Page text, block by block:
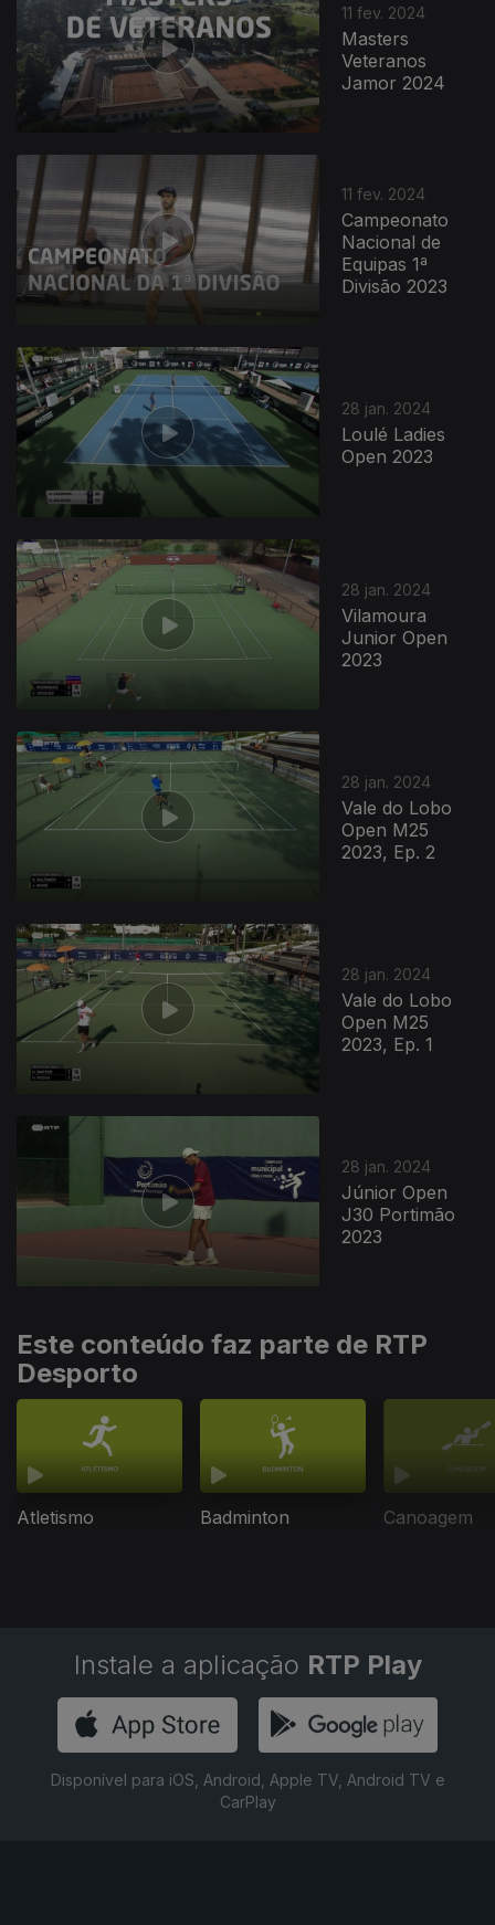
11 fev. 2024
Masters
Veteranos
Jamor 2024
11 fev. 2024
Campeonato
Nacional de
Equipas 1ª
Divisão 2023
28 jan. 2024
Loulé Ladies
Open 2023
28 jan. 2024
Vilamoura
Junior Open
2023
28 jan. 2024
Vale do Lobo
Open M25
2023, Ep. 2
28 jan. 2024
Vale do Lobo
Open M25
2023, Ep. 1
28 jan. 2024
Júnior Open
J30 Portimão
2023
760850
Este conteúdo faz parte de RTP
Desporto
Atletismo Badminton Canoagem
Instale a aplicação RTP Play
Disponível para iOS, Android, Apple TV, Android TV e
CarPlay